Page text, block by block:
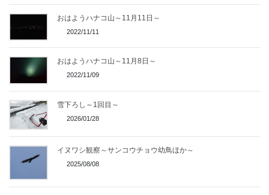
おはようハナコ山～11月11日～
2022/11/11
おはようハナコ山～11月8日～
2022/11/09
雪下ろし～1回目～
2026/01/28
イヌワシ観察～サンコウチョウ幼鳥ほか～
2025/08/08